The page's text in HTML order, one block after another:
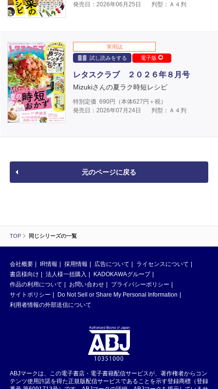
TOP 同じシリーズの一覧
発売日：2026年06月25日
判型：Ａ４判
実用誌
試し読みをする
電子版
レタスクラブ ２０２６年８月号
Mizukiさんの夏ラク時短レシピ
特別定価 690円（本体627 円＋税）
発売日：2026年07月24日
判型：Ａ４判
元のページに戻る
会社概要 IR情報 採用情報 広告について
ライセンスについて
書店様向け
法人様一括購入
KADOKAWAグループ
作品の利用について
お問い合わせ
プライバシーポリシー
サイトポリシー
Do Not Sell or Share My Personal Information
利用者情報の外部送信について
ABJマークは、この電子書店・電子書籍配信サービスが、著作権者からコン
テンツ使用許諾を得た正規版配信サービスであることを示す登録商標（登録